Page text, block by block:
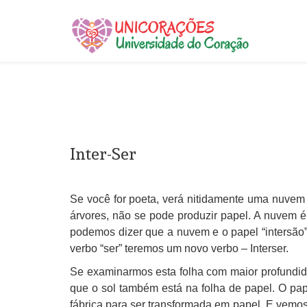
Inter-Ser
Se você for poeta, verá nitidamente uma
árvores, não se pode produzir papel. A nuvem
podemos dizer que a nuvem e o papel
verbo “ser” teremos um novo verbo – Interser.
Se examinarmos esta folha com maior
que o sol também está na folha de papel. O
fábrica para ser transformada em papel. E